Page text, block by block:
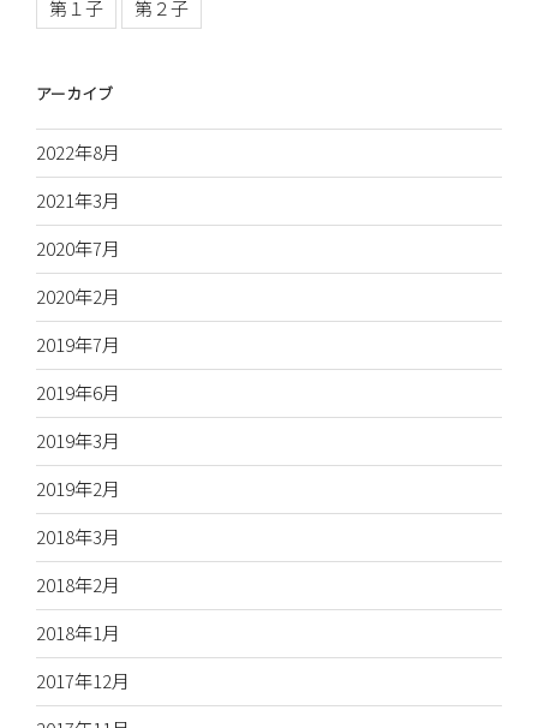
第１子 第２子
アーカイブ
2022年8月
2021年3月
2020年7月
2020年2月
2019年7月
2019年6月
2019年3月
2019年2月
2018年3月
2018年2月
2018年1月
2017年12月